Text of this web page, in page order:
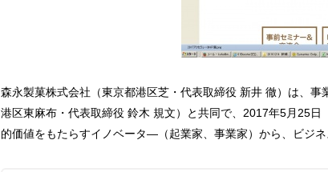
森永製菓株式会社（東京都港区芝・代表取締役 新井 徹）は、
港区東麻布・代表取締役 鈴木 規文）と共同で、2017年5月25
的価値をもたらすイノベータ―（起業家、事業家）から、ビジ